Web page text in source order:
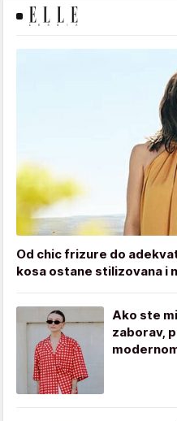
Od chic frizure do
kosa ostane stilizovana i
Ako ste
zaborav,